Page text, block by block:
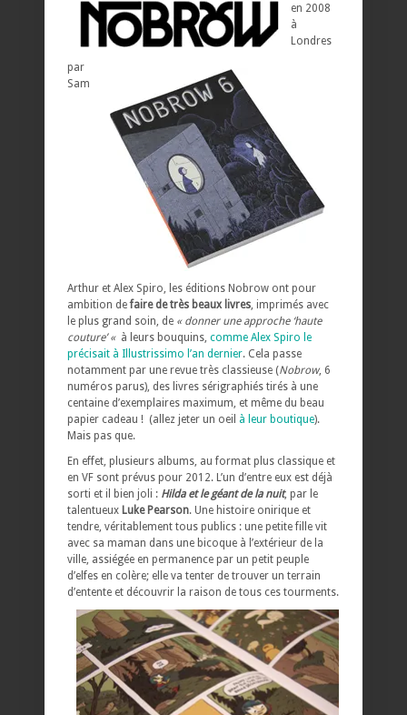
en 2008
à
Londres
par
Sam
Arthur et Alex Spiro, les éditions Nobrow ont pour
ambition defaire de très beaux livres , imprimés avec
le plus grand soin, de « donner une approche ‘haute
couture’ « à leurs bouquins, comme Alex Spiro le
précisait à Illustrissimo l’an dernier. Cela passe
notamment par une revue très classieuse (Nobrow, 6
numéros parus), des livres sérigraphiés tirés à une
centaine d’exemplaires maximum, et même du beau
papier cadeau ! (allez jeter un oeil à leur boutique).
Mais pas que.
En effet, plusieurs albums, au format plus classique et
en VF sont prévus pour 2012. L’un d’entre eux est déjà
sorti et il bien joli : Hilda et le géant de la nuit, par le
talentueux Luke Pearson. Une histoire onirique et
tendre, véritablement tous publics : une petite fille vit
avec sa maman dans une bicoque à l’extérieur de la
ville, assiégée en permanence par un petit peuple
d’elfes en colère; elle va tenter de trouver un terrain
d’entente et découvrir la raison de tous ces tourments.